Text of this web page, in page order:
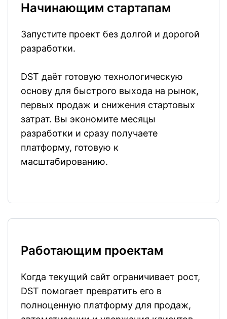
Начинающим стартапам
Запустите проект без долгой и дорогой
разработки.
DST даёт готовую технологическую
основу для быстрого выхода на рынок,
первых продаж и снижения стартовых
затрат. Вы экономите месяцы
разработки и сразу получаете
платформу, готовую к
масштабированию.
Работающим проектам
Когда текущий сайт ограничивает рост,
DST помогает превратить его в
полноценную платформу для продаж,